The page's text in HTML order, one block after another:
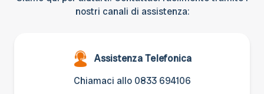
nostri canali di assistenza:
Assistenza Telefonica
Chiamaci allo 0833 694106